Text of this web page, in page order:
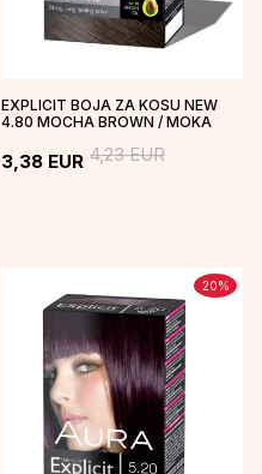
EXPLICIT BOJA ZA KOSU NEW
4.80 MOCHA BROWN / MOKA
3,38 EUR 4,23EUR
20%